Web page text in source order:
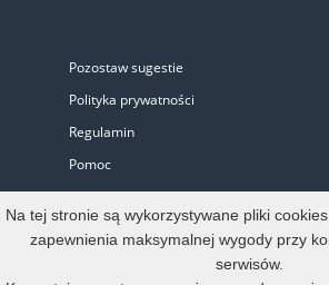
Pozostaw sugestie
Polityka prywatności
Regulamin
Pomoc
Biuro Prasowe
Na tej stronie są wykorzystywane pliki
zapewnienia maksymalnej wygody przy
serwisów.